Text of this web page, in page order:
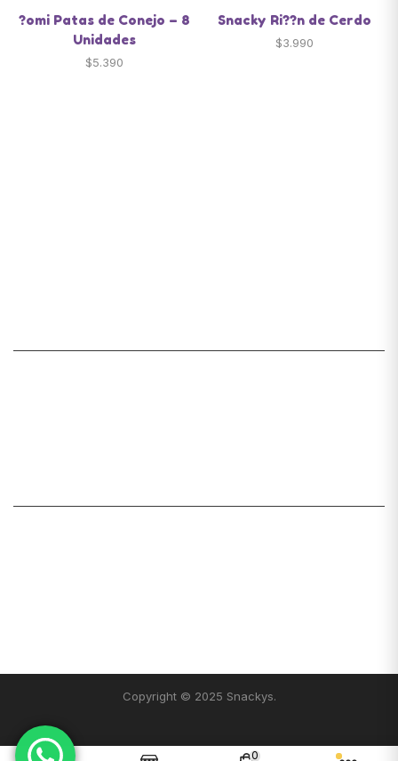
?omi Patas de Conejo – 8
Unidades
$5.390
Snacky Ri??n de Cerdo
$3.990
Copyright © 2025 Snackys.
0